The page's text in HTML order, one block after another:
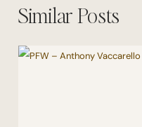
Similar Posts